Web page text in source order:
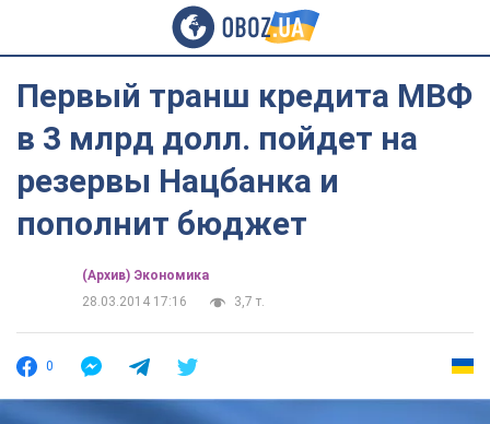
Первый транш кредита МВФ
в 3 млрд долл. пойдет на
резервы Нацбанка и
пополнит бюджет
(Архив) Экономика
28.03.2014 17:16
3,7 т.
0